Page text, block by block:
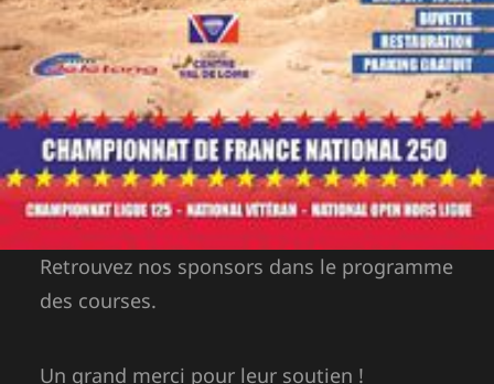
Retrouvez nos sponsors dans le programme
des courses.
Un grand merci pour leur soutien !